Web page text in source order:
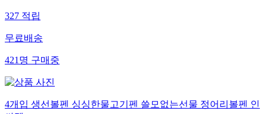
327적립
무료배송
421명구매중
4개입 생선볼펜 싱싱한물고기펜 쓸모없는선물 정어리볼펜 인